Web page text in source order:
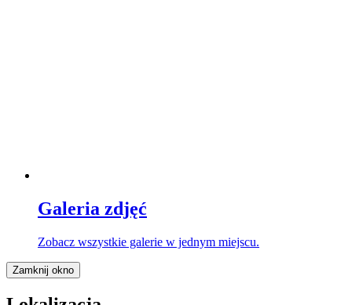
Galeria zdjęć
Zobacz wszystkie galerie w jednym miejscu.
Zamknij okno